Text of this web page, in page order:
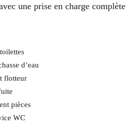
une prise en charge complète
d’eau
flotteur
pièces
WC